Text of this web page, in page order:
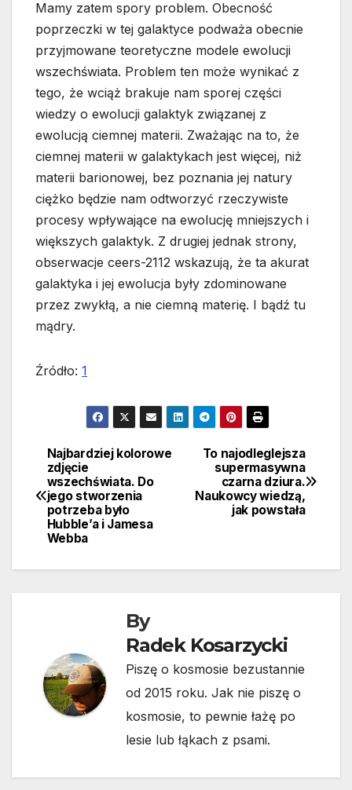
Mamy zatem spory problem. Obecność
poprzeczki w tej galaktyce podważa obecnie
przyjmowane teoretyczne modele ewolucji
wszechświata. Problem ten może wynikać z
tego, że wciąż brakuje nam sporej części
wiedzy o ewolucji galaktyk związanej z
ewolucją ciemnej materii. Zważając na to, że
ciemnej materii w galaktykach jest więcej, niż
materii barionowej, bez poznania jej natury
ciężko będzie nam odtworzyć rzeczywiste
procesy wpływające na ewolucję mniejszych i
większych galaktyk. Z drugiej jednak strony,
obserwacje ceers-2112 wskazują, że ta akurat
galaktyka i jej ewolucja były zdominowane
przez zwykłą, a nie ciemną materię. I bądź tu
mądry.
Źródło: 1
Nawigacja
wpisu
To najodleglejsza
supermasywna
czarna dziura.
Naukowcy wiedzą,
jak powstała
Najbardziej kolorowe
zdjęcie
wszechświata. Do
jego stworzenia
potrzeba było
Hubble’a i Jamesa
Webba
By
Radek Kosarzycki
Piszę o kosmosie bezustannie
od 2015 roku. Jak nie piszę o
kosmosie, to pewnie łażę po
lesie lub łąkach z psami.